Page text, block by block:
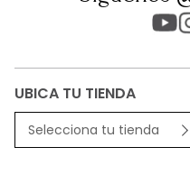
UBICA TU TIENDA
Selecciona tu tienda